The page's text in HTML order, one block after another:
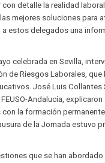
detalle la realidad
mejores soluciones para
estos delegados una
celebrada en Sevilla,
de Riesgos Laborales,
José Luis Collantes
Andalucía,
la formación
de la Jornada estuvo
que se han